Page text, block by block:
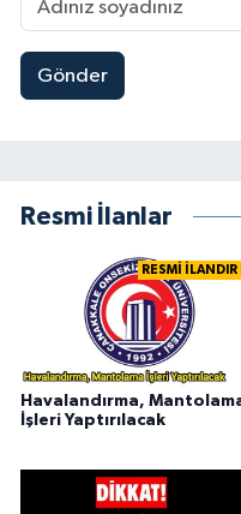
Gönder
Resmi İlanlar
RESMİ İLANDIR
Havalandırma,
İşleri Yaptırılacak